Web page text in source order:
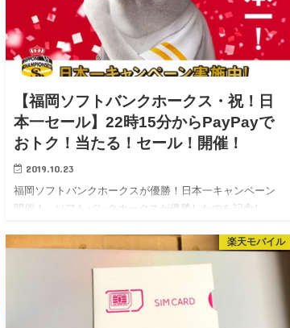
【福岡ソフトバンクホークス・祝！日
本一セール】22時15分からPayPayで
おトク！当たる！セール！開催！
2019.10.23
福岡ソフトバンクホークスが優勝！日本一キャンペーン
開催！ ソフトバンクホークスが優勝したのを記念し、
の赤い帯の箇所に記載がありますが、22時15分か…楽天モバイル